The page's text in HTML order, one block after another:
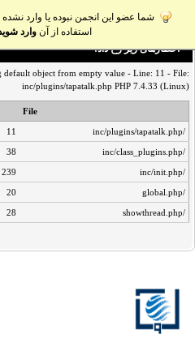
شما عضو این انجمن نبوده یا وارد
استفاده از آن وارد
اخطار‌های زیر رخ داد:
default object from empty value - Line: 11 - File:
inc/plugins/tapatalk.php PHP 7.4.33 (Linux)
File
/inc/plugins/tapatalk.php
11
/inc/class_plugins.php
38
/inc/init.php
239
/global.php
20
/showthread.php
28